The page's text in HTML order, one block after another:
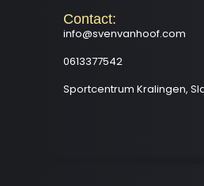
Contact:
info@svenvanhoof.com
0613377542
Sportcentrum Kralingen,